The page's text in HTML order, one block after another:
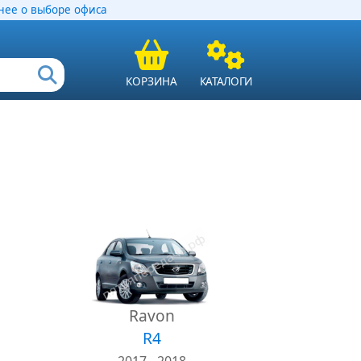
о выборе офиса
КОРЗИНА КАТАЛОГИ
Ravon
R4